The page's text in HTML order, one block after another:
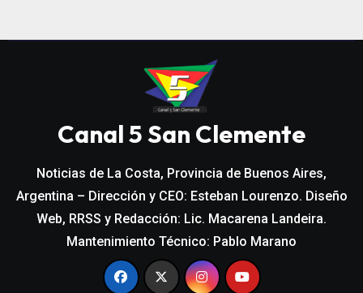
Canal 5 San Clemente
Noticias de La Costa, Provincia de Buenos Aires,
Argentina – Dirección y CEO: Esteban Lourenzo. Diseño
Web, RRSS y Redacción: Lic. Macarena Landeira.
Mantenimiento Técnico: Pablo Marano